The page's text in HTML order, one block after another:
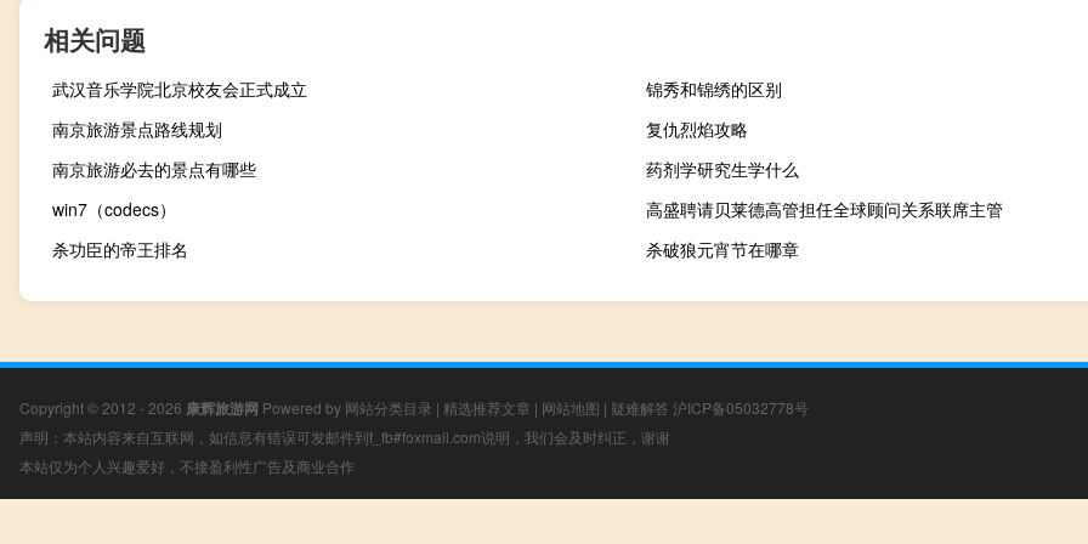
相关问题
武汉音乐学院北京校友会正式成立
锦秀和锦绣的区别
南京旅游景点路线规划
复仇烈焰攻略
南京旅游必去的景点有哪些
药剂学研究生学什么
win7（codecs）
高盛聘请贝莱德高管担任全球顾问关系联席主管
杀功臣的帝王排名
杀破狼元宵节在哪章
Copyright © 2012 - 2026 康辉旅游网 Powered by 网站分类目录 | 精选推荐文章 | 网站地图 | 疑难解答 沪ICP备05032778号
声明：本站内容来自互联网，如信息有错误可发邮件到f_fb#foxmail.com说明，我们会及时纠正，谢谢
本站仅为个人兴趣爱好，不接盈利性广告及商业合作